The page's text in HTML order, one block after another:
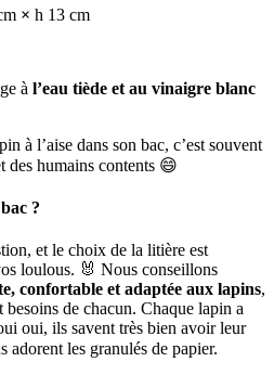
× h 13 cm
à l’eau tiède et au vinaigre blanc
à l’aise dans son bac, c’est souvent
humains contents 😄
?
et le choix de la litière est
loulous. 🐰 Nous conseillons
confortable et adaptée aux lapins,
de chacun. Chaque lapin a
oui, ils savent très bien avoir leur
adorent les granulés de papier.